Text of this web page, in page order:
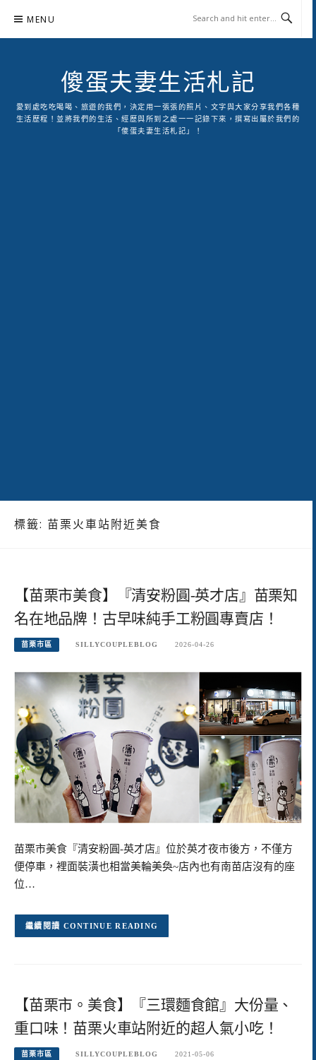
content
MENU
傻蛋夫妻生活札記
愛到處吃吃喝喝、旅遊的我們，決定用一張張的照片、文字與大家分享我們各種
生活歷程！並將我們的生活、經歷與所到之處一一記錄下來，撰寫出屬於我們的
「傻蛋夫妻生活札記」！
標籤: 苗栗火車站附近美食
【苗栗市美食】『清安粉圓-英才店』苗栗知
名在地品牌！古早味純手工粉圓專賣店！
苗栗市區 SILLYCOUPLEBLOG 2026-04-26
苗栗市美食『清安粉圓-英才店』位於英才夜市後方，不僅方
便停車，裡面裝潢也相當美輪美奐~店內也有南苗店沒有的座
位…
CONTINUE READING
【苗栗市。美食】『三環麵食館』大份量、
重口味！苗栗火車站附近的超人氣小吃！
苗栗市區 SILLYCOUPLEBLOG 2021-05-06